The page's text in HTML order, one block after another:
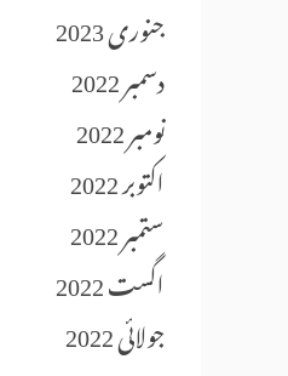
جنوری 2023
دسمبر 2022
نومبر 2022
اکتوبر 2022
ستمبر 2022
اگست 2022
جولائی 2022